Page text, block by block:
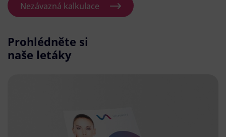
Nezávazná kalkulace
Prohlédněte si
naše letáky